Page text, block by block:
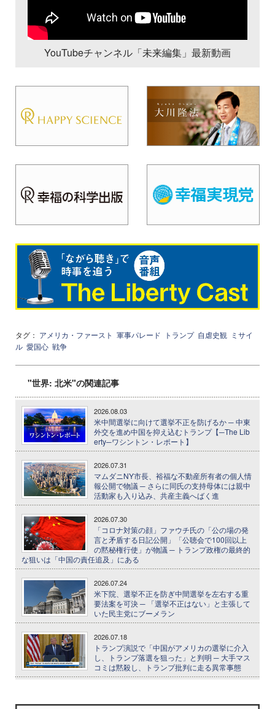
YouTubeチャンネル「未来編集」最新動画
タグ： アメリカ・ファースト 軍事パレード トランプ 自虐史観 ミサイ
ル 愛国心 戦争
"世界: 北米"の関連記事
2026.08.03
米中間選挙に向けて選挙不正を防げるか ─ 中東
外交を進め中国を抑え込むトランプ【─The Lib
erty─ワシントン・レポート】
2026.07.31
マムダニNY市長、裕福な不動産所有者の個人情
報公開で物議 ─ さらに同氏の支持母体には親中
活動家も入り込み、共産主義へばく進
2026.07.30
「コロナ対策の顔」ファウチ氏の「公の場の発
言と矛盾する日記公開」「公聴会で100回以上
の黙秘権行使」が物議 ─ トランプ政権の最終的
な狙いは「中国の責任追及」にある
2026.07.24
米下院、選挙不正を防ぎ中間選挙を左右する重
要法案を可決 ─ 「選挙不正はない」と主張して
いた民主党にブーメラン
2026.07.18
トランプ演説で「中国がアメリカの選挙に介入
し、トランプ落選を狙った」と判明 ─ 大手マス
コミは黙殺し、トランプ批判に走る異常事態